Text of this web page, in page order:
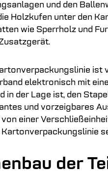
und den
Holzkufen unter den
wie Sperrholz und
ist
elektronisch mit
in der Lage ist, den
und vorzeigbares
einer
der